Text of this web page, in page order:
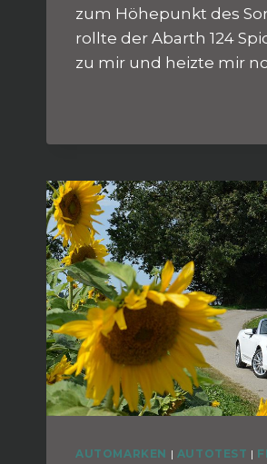
zum Höhepunkt des
rollte der Abarth 124
zu mir und heizte mir
AUTOMARKEN | AUTOTEST |